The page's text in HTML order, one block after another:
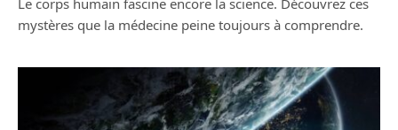
Le corps humain fascine encore la science. Découvrez ces
mystères que la médecine peine toujours à comprendre.